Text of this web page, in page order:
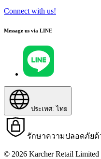
Connect with us!
Message us via LINE
ประเทศ: ไทย
รักษาความปลอดภัยด้
© 2026 Karcher Retail Limited